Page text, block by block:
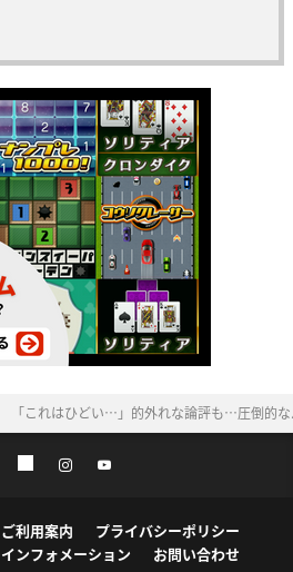
「これはひどい…」的外れな論評も…圧倒的
ご利用案内
プライバシーポリシー
インフォメーション お問い合わせ